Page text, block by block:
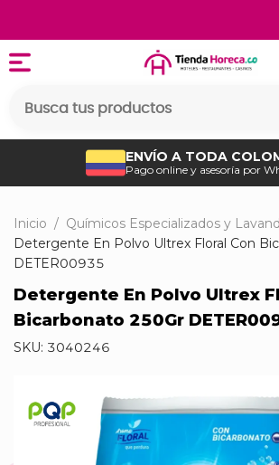
ENVÍO A TODA
Pago online y asesoría por
Inicio / Químicos Especializados y
Detergente En Polvo Ultrex Floral Con
DETER00935
Detergente En Polvo Ultrex
Bicarbonato 250Gr
SKU: 3040246